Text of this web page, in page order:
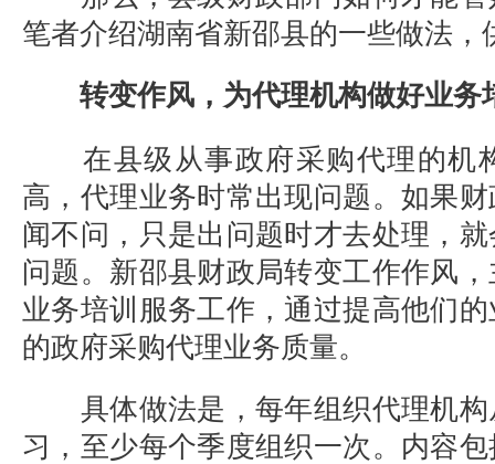
笔者介绍湖南省新邵县的一些做法，
转变作风，为代理机构做好业务
在县级从事政府采购代理的机
高，代理业务时常出现问题。如果
闻不问，只是出问题时才去处理，
问题。新邵县财政局转变工作作风
业务培训服务工作，通过提高他们
的政府采购代理业务质量。
具体做法是，每年组织代理机
习，至少每个季度组织一次。内容